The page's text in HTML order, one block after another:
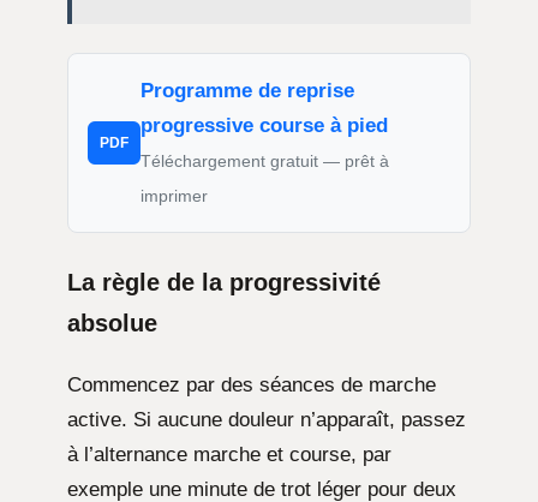
PDF
Programme de reprise
progressive course à pied
Téléchargement gratuit — prêt à
imprimer
La règle de la progressivité
absolue
Commencez par des séances de marche
active. Si aucune douleur n’apparaît, passez
à l’alternance marche et course, par
exemple une minute de trot léger pour deux